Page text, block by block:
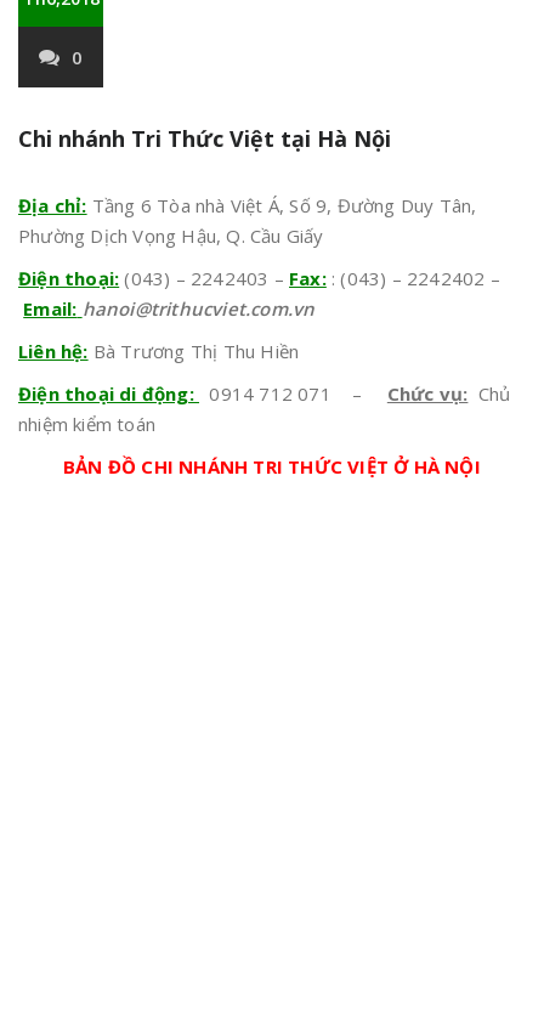
0
Chi nhánh Tri Thức Việt tại Hà Nội
Địa chỉ: Tầng 6 Tòa nhà Việt Á, Số 9, Đường Duy Tân,
Phường Dịch Vọng Hậu, Q. Cầu Giấy
Điện thoại: (043) – 2242403 – Fax:: (043) – 2242402 –
Email: hanoi@trithucviet.com.vn
Liên hệ: Bà Trương Thị Thu Hiền
Điện thoại di động:
0914 712 071 – Chức vụ: Chủ
nhiệm kiểm toán
BẢN ĐỒ CHI NHÁNH TRI THỨC VIỆT Ở HÀ NỘI